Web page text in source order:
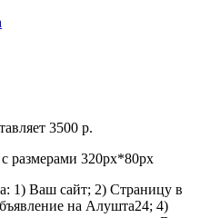
3500 р.
размерами 320px*80px
1) Ваш сайт; 2) Страницу в
на Алушта24; 4)